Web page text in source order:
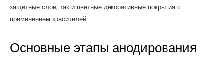
защитные слои, так и цветные декоративные покрытия с
применением красителей.
Основные этапы анодирования